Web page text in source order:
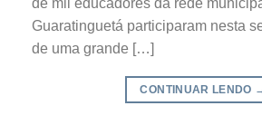
Guaratinguetá participaram nesta
de uma grande […]
CONTINUAR LENDO